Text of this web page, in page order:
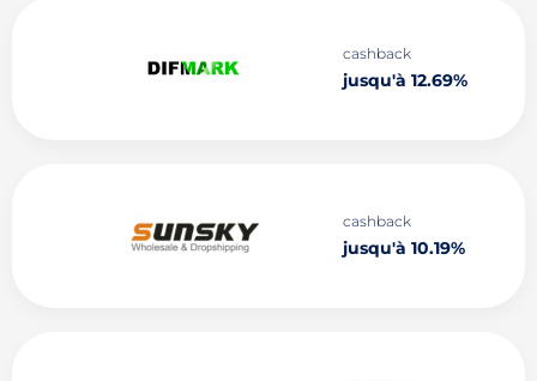
cashback
jusqu'à 12.69%
cashback
jusqu'à 10.19%